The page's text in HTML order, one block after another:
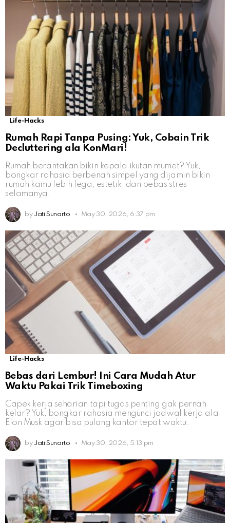
Life-Hacks
Rumah Rapi Tanpa Pusing: Yuk, Cobain Trik
Decluttering ala KonMari!
Rumah berantakan bikin kepala ikutan mumet? Yuk,
bongkar rahasia berbenah simpel yang dijamin bikin
rumah kamu lebih lega, estetik, dan bebas stres
selamanya.
by Jati Sunarto May 30, 2026, 6:37 pm
Life-Hacks
Bebas dari Lembur! Ini Cara Mudah Atur
Waktu Pakai Trik Timeboxing
Capek kerja seharian tapi tugas penting gak pernah
kelar? Yuk, bongkar rahasia mengunci jadwal kerja ala
Elon Musk agar bisa pulang kantor tepat waktu.
by Jati Sunarto May 30, 2026, 5:13 pm